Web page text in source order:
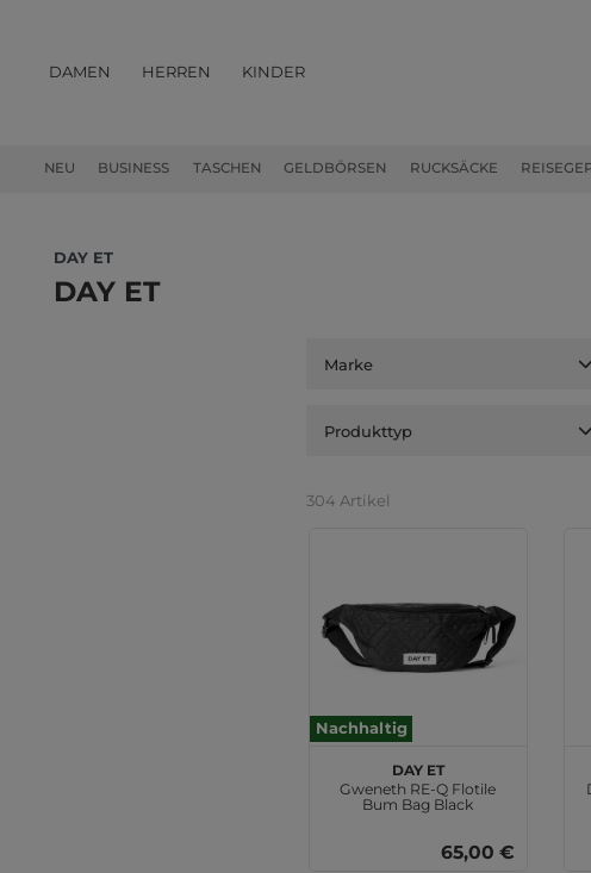
DAMEN HERREN KINDER
NEU BUSINESS TASCHEN GELDBÖRSEN RUCKSÄCKE
DAY ET
DAY ET
Marke
Produkttyp
304 Artikel
Nachhaltig
DAY ET
Gweneth RE-Q Flotile
Bum Bag Black
65,00 €